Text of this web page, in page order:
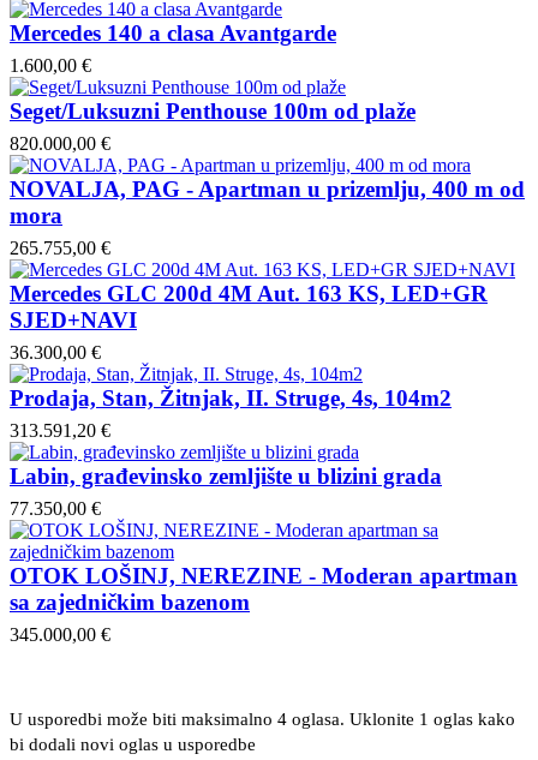
Mercedes 140 a clasa Avantgarde
1.600,00 €
Seget/Luksuzni Penthouse 100m od plaže
820.000,00 €
NOVALJA, PAG - Apartman u prizemlju, 400 m od
mora
265.755,00 €
Mercedes GLC 200d 4M Aut. 163 KS, LED+GR
SJED+NAVI
36.300,00 €
Prodaja, Stan, Žitnjak, II. Struge, 4s, 104m2
313.591,20 €
Labin, građevinsko zemljište u blizini grada
77.350,00 €
OTOK LOŠINJ, NEREZINE - Moderan apartman
sa zajedničkim bazenom
345.000,00 €
U usporedbi može biti maksimalno 4 oglasa. Uklonite 1 oglas kako
bi dodali novi oglas u usporedbe